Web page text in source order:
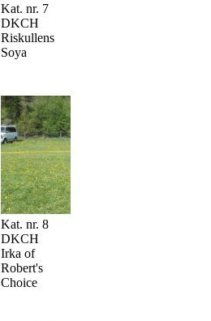
Kat. nr. 7
DKCH
Riskullens
Soya
Kat. nr. 8
DKCH
Irka of
Robert's
Choice